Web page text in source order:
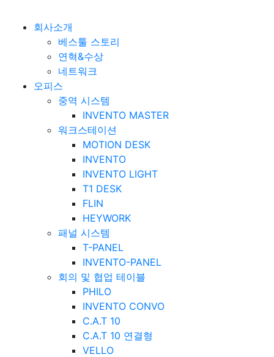
베스툴 Bestuhl
회사소개
베스툴 스토리
연혁&수상
네트워크
오피스
중역 시스템
INVENTO MASTER
워크스테이션
MOTION DESK
INVENTO
INVENTO LIGHT
T1 DESK
FLIN
HEYWORK
패널 시스템
T-PANEL
INVENTO-PANEL
회의 및 협업 테이블
PHILO
INVENTO CONVO
C.A.T 10
C.A.T 10 연결형
VELLO